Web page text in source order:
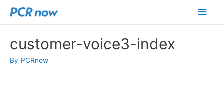
メ
customer-voice3-index
By PCRnow